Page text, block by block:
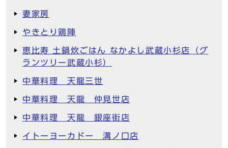
妻家房
やきとり鶏陣
恵比寿 土鍋炊ごはん なかよし武蔵小杉店（グ
ランツリー武蔵小杉）
中華料理 天龍三世
中華料理 天龍 仲見世店
中華料理 天龍 銀座街店
イトーヨーカドー 溝ノ口店